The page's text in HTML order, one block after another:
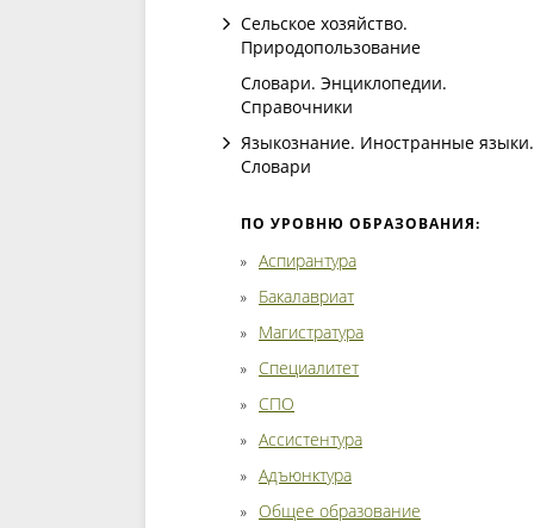
Сельское хозяйство.
Природопользование
Словари. Энциклопедии.
Справочники
Языкознание. Иностранные языки.
Словари
ПО УРОВНЮ ОБРАЗОВАНИЯ:
Аспирантура
Бакалавриат
Магистратура
Специалитет
СПО
Ассистентура
Адъюнктура
Общее образование